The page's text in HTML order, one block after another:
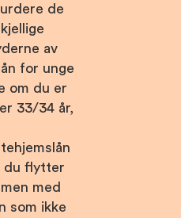
de
av
for unge
om du er
33/34 år,
du flytter
med
som ikke